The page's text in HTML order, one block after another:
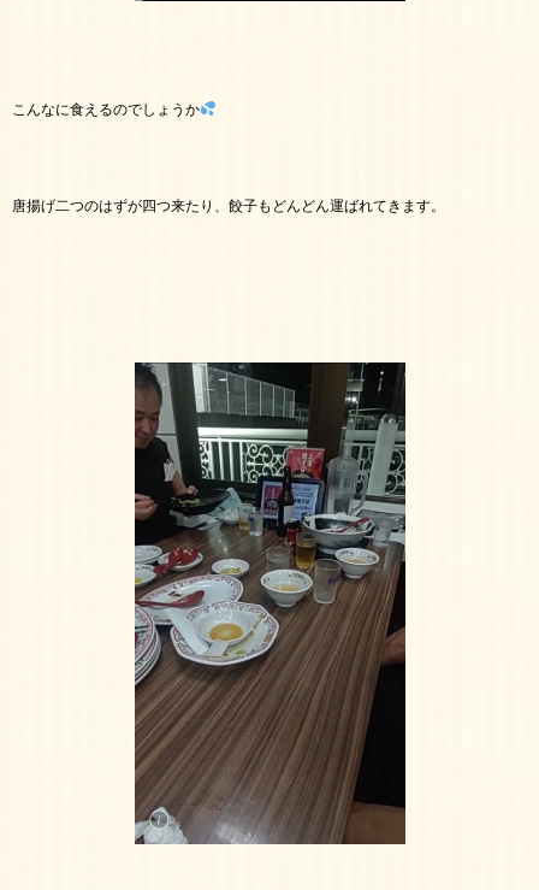
こんなに食えるのでしょうか
唐揚げ二つのはずが四つ来たり、餃子もどんどん運ばれてきます。